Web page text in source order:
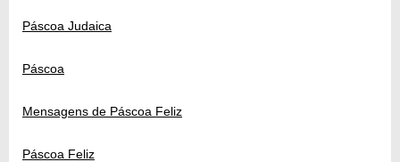
Páscoa Judaica
Páscoa
Mensagens de Páscoa Feliz
Páscoa Feliz